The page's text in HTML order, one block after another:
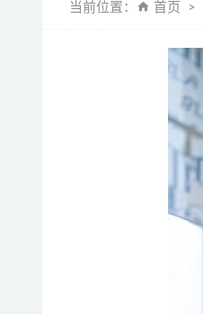
当前位置： 首页